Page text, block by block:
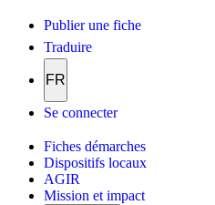
Publier une fiche
Traduire
FR
Se connecter
Fiches démarches
Dispositifs locaux
AGIR
Mission et impact